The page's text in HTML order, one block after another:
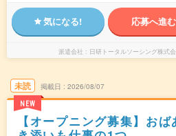
気になる! 応募へ進む
派遣会社 日研トータルソーシング株式
未読
NEW
掲載日 2026/08/07
【オープニング募集】お